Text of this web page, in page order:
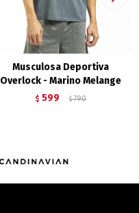
Musculosa Deportiva
Overlock - Marino Melange
$ 599 $ 790